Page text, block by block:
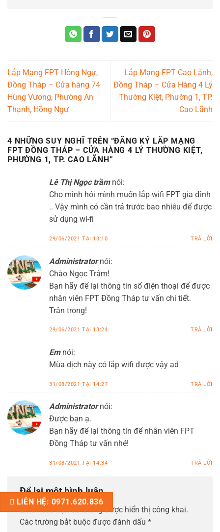
Lắp Mạng FPT Hồng Ngự,
Đồng Tháp – Cửa hàng 74
Hùng Vương, Phường An
Thạnh, Hồng Ngự
Lắp Mạng FPT Cao Lãnh,
Đồng Tháp – Cửa Hàng 4 Lý
Thường Kiệt, Phường 1, TP.
Cao Lãnh
4 NHỮNG SUY NGHĨ TRÊN “ĐĂNG KÝ LẮP MẠNG
FPT ĐỒNG THÁP – CỬA HÀNG 4 LÝ THƯỜNG KIỆT,
PHƯỜNG 1, TP. CAO LÃNH ”
Lê Thị Ngọc trầm nói:
Cho mình hỏi mình muốn lắp wifi FPT gia đình
.. Vậy mình có cần trả trước bao nhiêu để được
sử dụng wi-fi
29/06/2021 TẠI 13:10 TRẢ LỜI
Administrator nói:
Chào Ngọc Trâm!
Bạn hãy để lại thông tin số điện thoại để được
nhân viên FPT Đồng Tháp tư vấn chi tiết.
Trân trọng!
29/06/2021 TẠI 13:24 TRẢ LỜI
Em nói:
Mùa dịch này có lắp wifi được vậy ad
31/08/2021 TẠI 14:27 TRẢ LỜI
Administrator nói:
Được bạn ạ.
Bạn hãy để lại thông tin để nhân viên FPT
Đồng Tháp tư vấn nhé!
31/08/2021 TẠI 14:34 TRẢ LỜI
Để lại một bình luận
Email của bạn sẽ không được hiển thị công khai.
Các trường bắt buộc được đánh dấu *
LIÊN HỆ: 0971.620.836